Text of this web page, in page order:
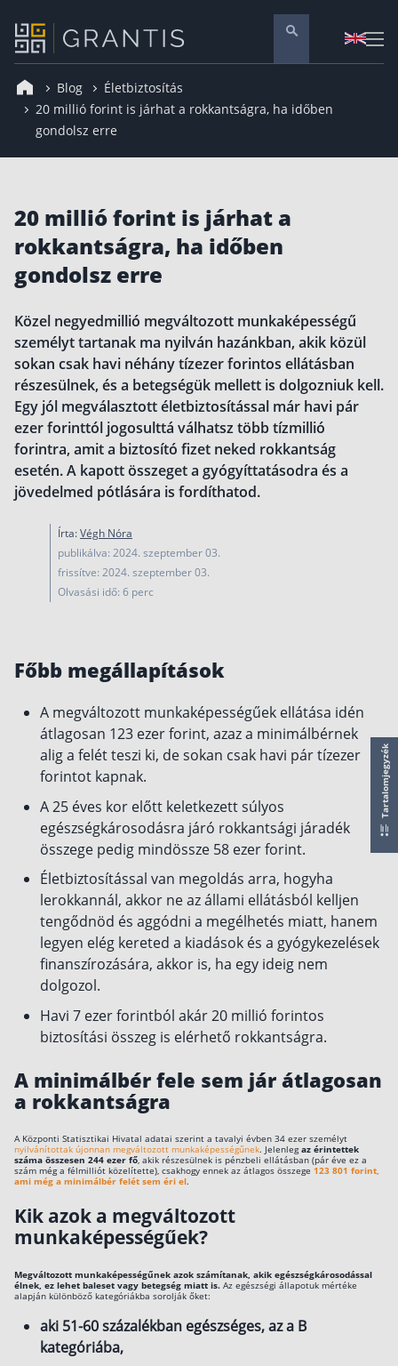
Pénzügyi tanácsadás
Nyugdíj előtakarékosság
Melyiket válaszd? Nyugdíjbiztosítás, NYESZ vagy
ÖNYP?
Nyugdíj előtakarékossági számla (NYESZ)
Nyugdíj tanácsadás 🪙
Nyugdíj megtakarítás – Így válassz
Magánnyugdíjpénztár összefoglaló
Nyugdíjkorhatár táblázat és útmutató
Nyugdíj kisokos – A magyar nyugdíjrendszer
működése
Egyszerű Állami Nyugdíjkalkulátor
Önkéntes Nyugdíjpénztárak hozamai
Nyugdíjbiztosítás
Melyik a legolcsóbb nyugdíjbiztosítás?
Önkéntes nyugdíjpénztár vagy
Nyugdíjbiztosítás kalkulátor
Nyugdíjbiztosítás költségek
Életbiztosítások
Csoportos életbiztosítás
Kockázati életbiztosítás 🛡
Euróalapú megtakarításos életbiztosítás
Megtakarítással kombinált életbiztosítás
Vegyes életbiztosítás
Befektetési egységekhez kötött életbiztosítás
Egészségbiztosítás
Magán egészségbiztosítás 💊
Egészségpénztár – Spórolj évi akár 150 ezer
forintot
Egészségbiztosítás kalkulátor
Befektetés
Legjobb befektetés
Részvény vásárlás
Blog
Életbiztosítás
20 millió forint is járhat a rokkantságra, ha időben
gondolsz erre
20 millió forint is járhat a
rokkantságra, ha időben
gondolsz erre
Közel negyedmillió megváltozott munkaképességű
személyt tartanak ma nyilván hazánkban, akik közül
sokan csak havi néhány tízezer forintos ellátásban
részesülnek, és a betegségük mellett is dolgozniuk kell.
Egy jól megválasztott életbiztosítással már havi pár
ezer forinttól jogosulttá válhatsz több tízmillió
forintra, amit a biztosító fizet neked rokkantság
esetén. A kapott összeget a gyógyíttatásodra és a
jövedelmed pótlására is fordíthatod.
Írta:Végh Nóra
publikálva: 2024. szeptember 03.
frissítve: 2024. szeptember 03.
Olvasási idő: 6 perc
Főbb megállapítások
A megváltozott munkaképességűek ellátása idén
átlagosan 123 ezer forint, azaz a minimálbérnek
alig a felét teszi ki, de sokan csak havi pár tízezer
forintot kapnak.
A 25 éves kor előtt keletkezett súlyos
egészségkárosodásra járó rokkantsági járadék
összege pedig mindössze 58 ezer forint.
Életbiztosítással van megoldás arra, hogyha
lerokkannál, akkor ne az állami ellátásból kelljen
tengődnöd és aggódni a megélhetés miatt, hanem
legyen elég kereted a kiadások és a gyógykezelések
finanszírozására, akkor is, ha egy ideig nem
dolgozol.
Havi 7 ezer forintból akár 20 millió forintos
biztosítási összeg is elérhető rokkantságra.
A minimálbér fele sem jár átlagosan
a rokkantságra
A Központi Statisztikai Hivatal adatai szerint a tavalyi évben 34 ezer személyt
nyilvánítottak újonnan megváltozott munkaképességűnek. Jelenlegaz érintettek
száma összesen 244 ezer fő, akik részesülnek is pénzbeli ellátásban (pár éve ez a
szám még a félmilliót közelítette), csakhogy ennek az átlagos összege 123 801 forint,
ami még a minimálbér felét sem éri el.
Kik azok a megváltozott
munkaképességűek?
Megváltozott munkaképességűnek azok számítanak, akik egészségkárosodással
élnek, ez lehet baleset vagy betegség miatt is. Az egészségi állapotuk mértéke
alapján különböző kategóriákba sorolják őket:
aki 51-60 százalékban egészséges, az a B
kategóriába,
Tartalomjegyzék